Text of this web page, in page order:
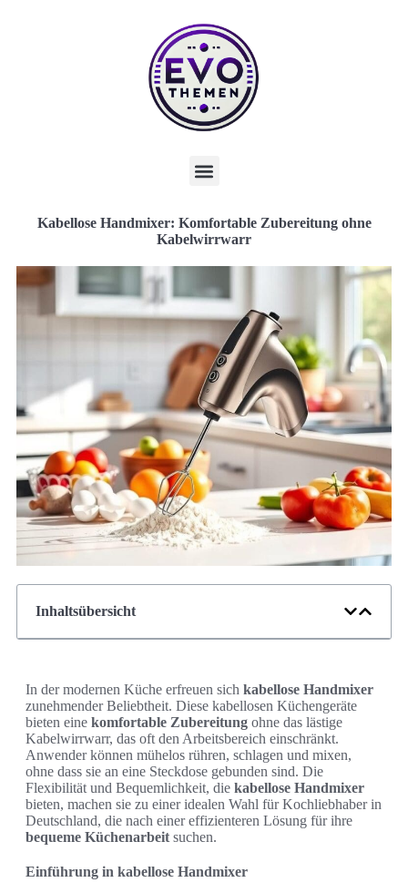
Kabellose Handmixer: Komfortable Zubereitung ohne
Kabelwirrwarr
Inhaltsübersicht
In der modernen Küche erfreuen sich kabellose Handmixer
zunehmender Beliebtheit. Diese kabellosen Küchengeräte
bieten eine komfortable Zubereitung ohne das lästige
Kabelwirrwarr, das oft den Arbeitsbereich einschränkt.
Anwender können mühelos rühren, schlagen und mixen,
ohne dass sie an eine Steckdose gebunden sind. Die
Flexibilität und Bequemlichkeit, die kabellose Handmixer
bieten, machen sie zu einer idealen Wahl für Kochliebhaber in
Deutschland, die nach einer effizienteren Lösung für ihre
bequeme Küchenarbeit suchen.
Einführung in kabellose Handmixer